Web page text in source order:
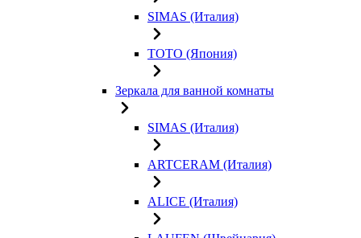
SIMAS (Италия)
TOTO (Япония)
Зеркала для ванной комнаты
SIMAS (Италия)
ARTCERAM (Италия)
ALICE (Италия)